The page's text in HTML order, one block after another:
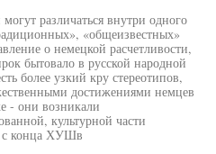
различаться внутри одного
«общеизвестных»
о немецкой расчетливости,
бытовало в русской народной
более узкий кру стереотипов,
достижениями немцев
- они возникали
культурной части
с конца ХУШв